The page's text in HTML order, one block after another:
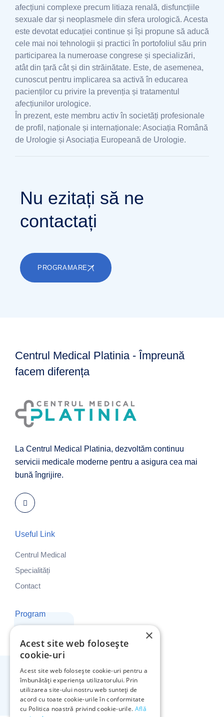
afecțiuni complexe precum litiaza renală, disfuncțiile
sexuale dar și neoplasmele din sfera urologică. Acesta
este devotat educației continue și își propune să aducă
cele mai noi tehnologii și practici în portofoliul său prin
participarea la numeroase congrese și specializări,
atât din țară cât și din străinătate. Este, de asemenea,
cunoscut pentru implicarea sa activă în educarea
pacienților cu privire la prevenția și tratamentul
afecțiunilor urologice.
În prezent, este membru activ în societăți profesionale
de profil, naționale și internaționale: Asociația Română
de Urologie și Asociația Europeană de Urologie.
Nu ezitați să ne
contactați
PROGRAMARE
Centrul Medical Platinia - Împreună
facem diferența
La Centrul Medical Platinia, dezvoltăm continuu
servicii medicale moderne pentru a asigura cea mai
bună îngrijire.
Useful Link
Centrul Medical
Specialități
Contact
Program
Sâmbătă și Duminică: ÎNCHIS
Adresa Noastră
Bulevardul Decebal 2,Bistrița, 420073
0790 222 222
×
Acest site web folosește
cookie-uri
Acest site web folosește cookie-uri pentru a
îmbunătăți experiența utilizatorului. Prin
utilizarea site-ului nostru web sunteți de
acord cu toate cookie-urile în conformitate
cu Politica noastră privind cookie-urile. Află